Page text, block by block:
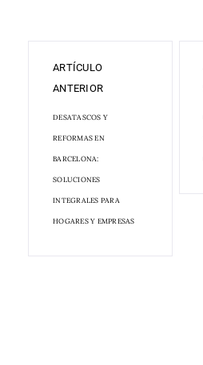
ARTÍCULO
ANTERIOR
DESATASCOS Y
REFORMAS EN
BARCELONA:
SOLUCIONES
INTEGRALES PARA
HOGARES Y EMPRESAS